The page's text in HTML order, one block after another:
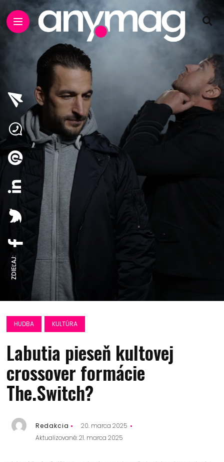
ZDIEĽAJ:
HUDBA KULTÚRA
Labutia pieseň kultovej
crossover formácie
The.Switch?
Redakcia
20. marca 2025
Aktualizované: 21. marca 2025